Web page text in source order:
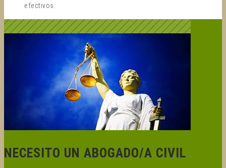
efectivos.
NECESITO UN ABOGADO/A CIVIL